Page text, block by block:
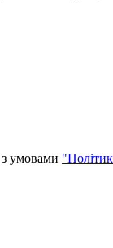
умовами